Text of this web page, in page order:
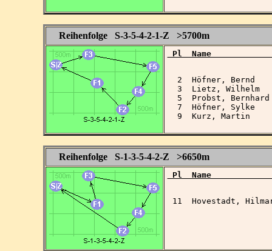
Reihenfolge S-3-5-4-2-1-Z >5700m
Pl  Name
2  Höfner, Bernd
3  Lietz, Wilhelm
5  Probst, Bernhard
7  Höfner, Sylke
9  Kurz, Martin
Reihenfolge S-1-3-5-4-2-Z >6650m
Pl  Name
11  Hovestadt,